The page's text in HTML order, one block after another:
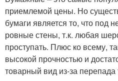
приемлемой цены. Но
бумаги является то, что под
ровные стены, т.к. любая
проступать. Плюс ко всему,
высокой прочностью и
товарный вид из-за